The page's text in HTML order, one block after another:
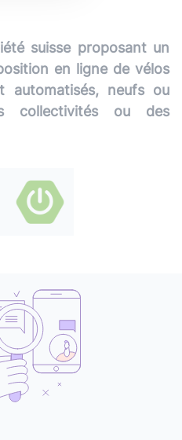
suisse proposant un
en ligne de vélos
automatisés, neufs ou
collectivités ou des